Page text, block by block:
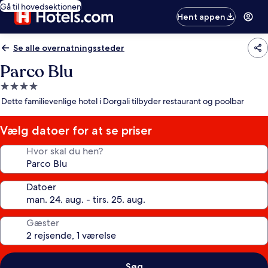
Gå til hovedsektionen
Hent appen
Se alle overnatningssteder
Parco Blu
4.0-
stjernet
Dette familievenlige hotel i Dorgali tilbyder restaurant og poolbar
Vælg datoer for at se priser
Hvor skal du hen?
Datoer
Gæster